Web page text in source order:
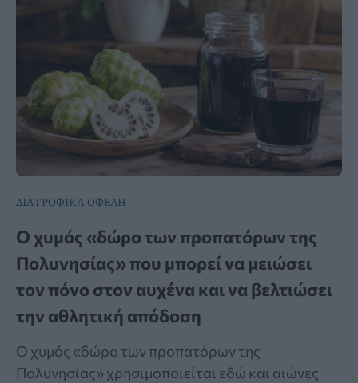
ΔΙΑΤΡΟΦΙΚΑ ΟΦΕΛΗ
Ο χυμός «δώρο των προπατόρων της
Πολυνησίας» που μπορεί να μειώσει
τον πόνο στον αυχένα και να βελτιώσει
την αθλητική απόδοση
Ο χυμός «δώρο των προπατόρων της
Πολυνησίας» χρησιμοποιείται εδώ και αιώνες